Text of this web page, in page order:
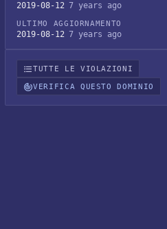
2019-08-12 7 years ago
ULTIMO AGGIORNAMENTO
2019-08-12 7 years ago
TUTTE LE VIOLAZIONI
VERIFICA QUESTO DOMINIO